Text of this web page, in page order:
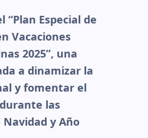
“Plan Especial de
Vacaciones
2025”, una
a dinamizar la
y fomentar el
las
y Año